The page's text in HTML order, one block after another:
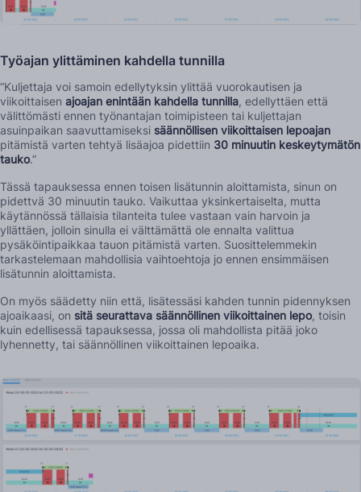
Työajan ylittäminen kahdella tunnilla
“Kuljettaja voi samoin edellytyksin ylittää vuorokautisen ja
viikoittaisen ajoajan enintään kahdella tunnilla, edellyttäen että
välittömästi ennen työnantajan toimipisteen tai kuljettajan
asuinpaikan saavuttamiseksi säännöllisen viikoittaisen lepoajan
pitämistä varten tehtyä lisäajoa pidettiin 30 minuutin keskeytymätön
tauko.”
Tässä tapauksessa ennen toisen lisätunnin aloittamista, sinun on
pidettvä 30 minuutin tauko. Vaikuttaa yksinkertaiselta, mutta
käytännössä tällaisia tilanteita tulee vastaan vain harvoin ja
yllättäen, jolloin sinulla ei välttämättä ole ennalta valittua
pysäköintipaikkaa tauon pitämistä varten. Suosittelemmekin
tarkastelemaan mahdollisia vaihtoehtoja jo ennen ensimmäisen
lisätunnin aloittamista.
On myös säädetty niin että, lisätessäsi kahden tunnin pidennyksen
ajoaikaasi, on sitä seurattava säännöllinen viikoittainen lepo, toisin
kuin edellisessä tapauksessa, jossa oli mahdollista pitää joko
lyhennetty, tai säännöllinen viikoittainen lepoaika.